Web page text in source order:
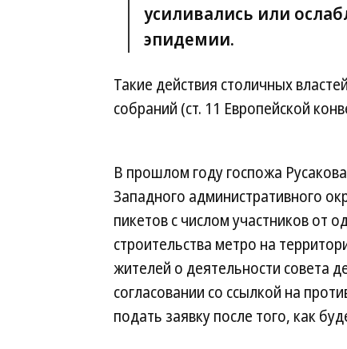
усиливались или
эпидемии.
Такие действия столичных
собраний (ст. 11 Европейской
В прошлом году госпожа
Западного административного
пикетов с числом участников от
строительства метро на
жителей о деятельности совета
согласовании со ссылкой на
подать заявку после того, как